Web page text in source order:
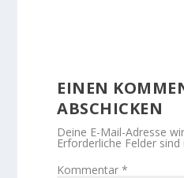
EINEN
ABSCHICKEN
Deine E-Mail-Adresse
Erforderliche Felder
Kommentar*